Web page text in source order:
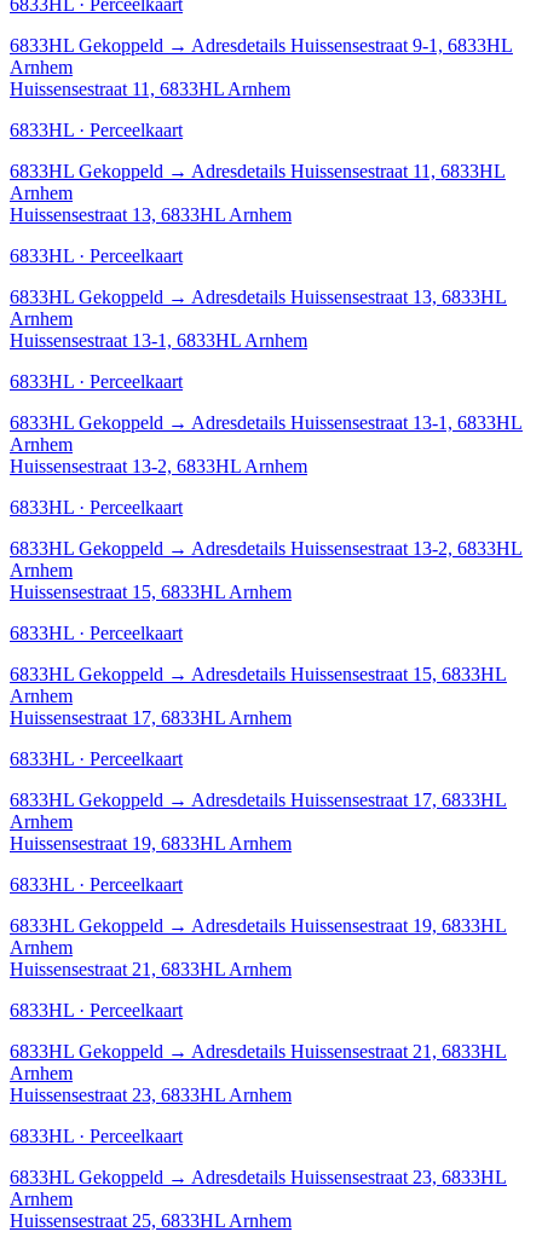
6833HL Gekoppeld → Adresdetails Huissensestraat 9-1, 6833HL
Arnhem
Huissensestraat 11, 6833HL Arnhem
6833HL · Perceelkaart
6833HL Gekoppeld → Adresdetails Huissensestraat 11, 6833HL
Arnhem
Huissensestraat 13, 6833HL Arnhem
6833HL · Perceelkaart
6833HL Gekoppeld → Adresdetails Huissensestraat 13, 6833HL
Arnhem
Huissensestraat 13-1, 6833HL Arnhem
6833HL · Perceelkaart
6833HL Gekoppeld → Adresdetails Huissensestraat 13-1, 6833HL
Arnhem
Huissensestraat 13-2, 6833HL Arnhem
6833HL · Perceelkaart
6833HL Gekoppeld → Adresdetails Huissensestraat 13-2, 6833HL
Arnhem
Huissensestraat 15, 6833HL Arnhem
6833HL · Perceelkaart
6833HL Gekoppeld → Adresdetails Huissensestraat 15, 6833HL
Arnhem
Huissensestraat 17, 6833HL Arnhem
6833HL · Perceelkaart
6833HL Gekoppeld → Adresdetails Huissensestraat 17, 6833HL
Arnhem
Huissensestraat 19, 6833HL Arnhem
6833HL · Perceelkaart
6833HL Gekoppeld → Adresdetails Huissensestraat 19, 6833HL
Arnhem
Huissensestraat 21, 6833HL Arnhem
6833HL · Perceelkaart
6833HL Gekoppeld → Adresdetails Huissensestraat 21, 6833HL
Arnhem
Huissensestraat 23, 6833HL Arnhem
6833HL · Perceelkaart
6833HL Gekoppeld → Adresdetails Huissensestraat 23, 6833HL
Arnhem
Huissensestraat 25, 6833HL Arnhem